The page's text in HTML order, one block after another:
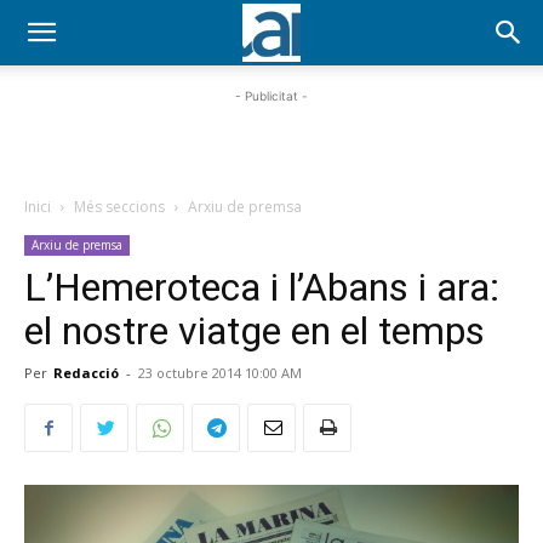
- Publicitat -
Inici Més seccions Arxiu de premsa
Arxiu de premsa
L’Hemeroteca i l’Abans i ara:
el nostre viatge en el temps
Per Redacció - 23 octubre 2014 10:00 AM